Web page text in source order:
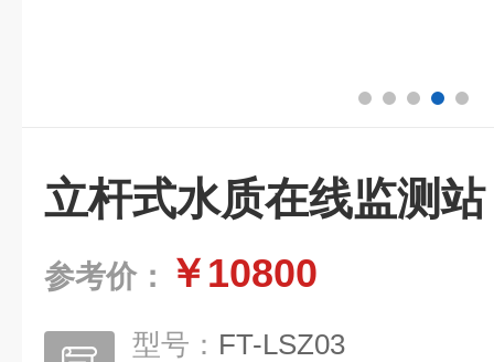
立杆式水质在线监测站
参考价： ￥10800
型号： FT-LSZ03